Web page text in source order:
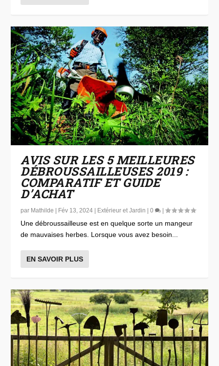
AVIS SUR LES 5 MEILLEURES
DÉBROUSSAILLEUSES 2019 :
COMPARATIF ET GUIDE
D’ACHAT
par Mathilde | Fév 13, 2024 | Extérieur et Jardin |0 |
Une débroussailleuse est en quelque sorte un mangeur
de mauvaises herbes. Lorsque vous avez besoin...
EN SAVOIR PLUS